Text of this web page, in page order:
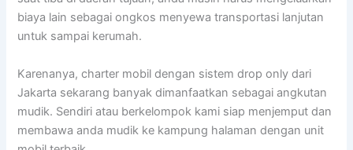
biaya lain sebagai ongkos menyewa transportasi lanjutan
untuk sampai kerumah.
Karenanya, charter mobil dengan sistem drop only dari
Jakarta sekarang banyak dimanfaatkan sebagai angkutan
mudik. Sendiri atau berkelompok kami siap menjemput dan
membawa anda mudik ke kampung halaman dengan unit